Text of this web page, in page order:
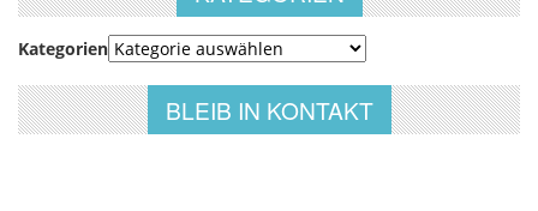
Kategorien
BLEIB IN KONTAKT